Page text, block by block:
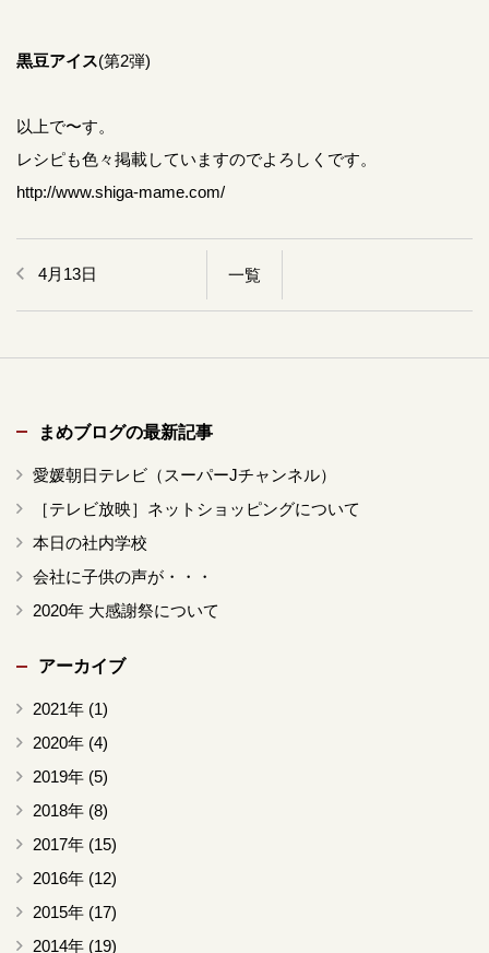
黒豆アイス(第2弾)
以上で〜す。
レシピも色々掲載していますのでよろしくです。
http://www.shiga-mame.com/
4月13日 一覧
まめブログの最新記事
愛媛朝日テレビ（スーパーJチャンネル）
［テレビ放映］ネットショッピングについて
本日の社内学校
会社に子供の声が・・・
2020年 大感謝祭について
アーカイブ
2021年 (1)
2020年 (4)
2019年 (5)
2018年 (8)
2017年 (15)
2016年 (12)
2015年 (17)
2014年 (19)